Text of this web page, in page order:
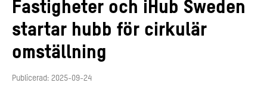
Fastigheter och iHub Sweden
startar hubb för cirkulär
omställning
Publicerad: 2025-09-24